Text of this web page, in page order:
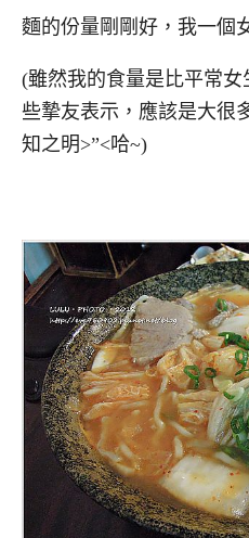
麵的份量剛剛好，我一個
(雖然我的食量是比平常
些摯友表示，應該是大很
知之明>”<哈~)